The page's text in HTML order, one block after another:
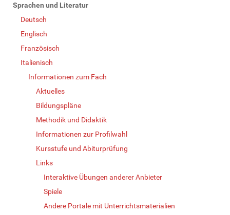
Sprachen und Literatur
Deutsch
Englisch
Französisch
Italienisch
Informationen zum Fach
Aktuelles
Bildungspläne
Methodik und Didaktik
Informationen zur Profilwahl
Kursstufe und Abiturprüfung
Links
Interaktive Übungen anderer Anbieter
Spiele
Andere Portale mit Unterrichtsmaterialien